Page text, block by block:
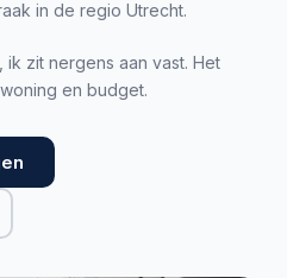
in de regio Utrecht.
zit nergens aan vast. Het
en budget.